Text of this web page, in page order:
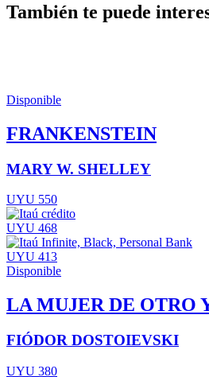
También te puede
Disponible
FRANKENSTEIN
MARY W. SHELLEY
UYU 550
UYU 468
UYU 413
Disponible
LA MUJER DE OTRO
FIÓDOR DOSTOIEVSKI
UYU 380